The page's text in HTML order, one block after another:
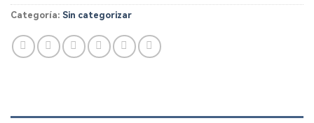
Categoría: Sin categorizar